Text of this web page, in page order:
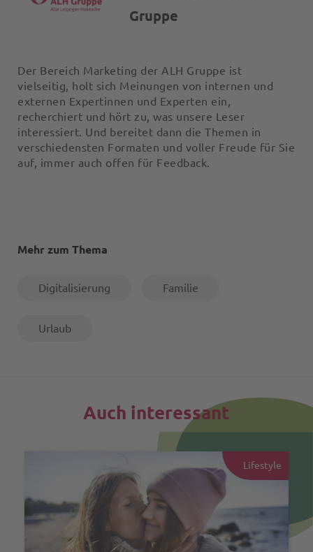
Gruppe
Der Bereich Marketing der ALH Gruppe ist
vielseitig, holt sich Meinungen von internen und
externen Expertinnen und Experten ein,
recherchiert und hört zu, was unsere Leser
interessiert. Und bereitet dann die Themen in
verschiedensten Formaten und voller Freude für Sie
auf, immer auch offen für Feedback.
Mehr zum Thema
Digitalisierung Familie
Urlaub
Auch interessant
Lifestyle